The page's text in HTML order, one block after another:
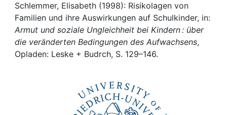
Awards
My FIS
Schlemmer, Elisabeth (1998): Risikolagen von
Familien und ihre Auswirkungen auf Schulkinder, in:
Armut und soziale Ungleichheit bei Kindern : über
die veränderten Bedingungen des Aufwachsens,
Opladen: Leske + Budrch, S. 129–146.